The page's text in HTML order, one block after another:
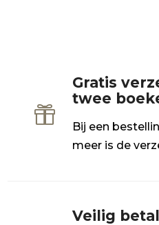

Gratis
twee
Bij een
meer is de
Veilig